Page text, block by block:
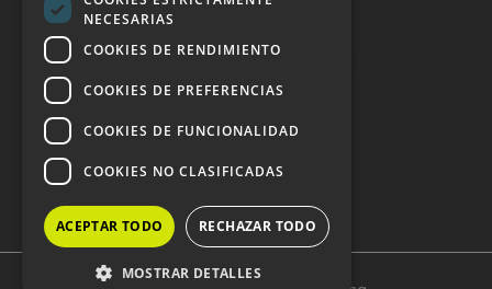
Contacto
DOSSIER Y CONTRATACIÓN
Dossier 2026 (ES)
Dossier 2026 (EN)
NECESARIAS
COOKIES DE RENDIMIENTO
COOKIES DE PREFERENCIAS
COOKIES DE FUNCIONALIDAD
COOKIES NO CLASIFICADAS
ACEPTAR TODO RECHAZAR TODO
MOSTRAR DETALLES